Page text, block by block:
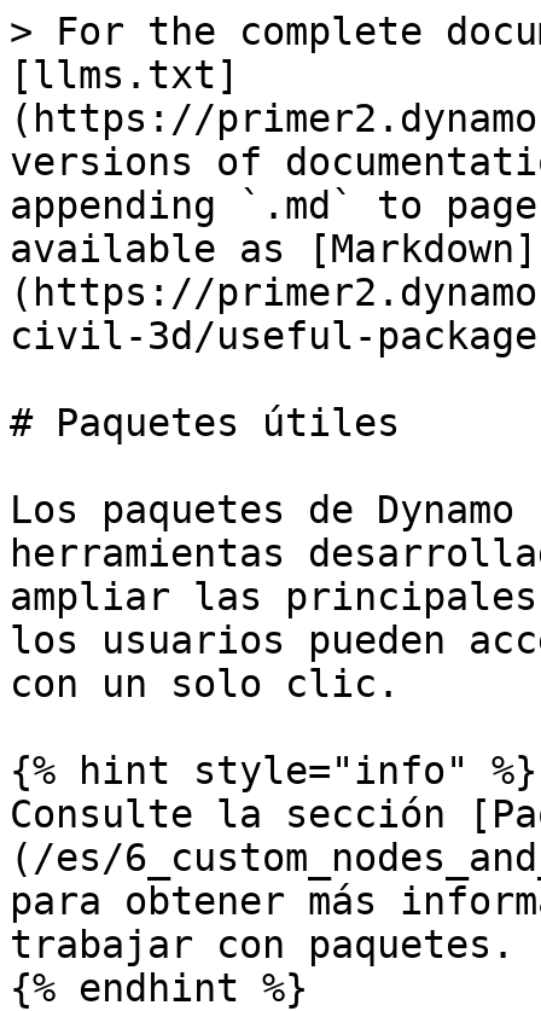
> For the complete
[llms.txt]
(https://
versions of
appending `.md` to
available as [Markdown]
(https://
civil-3d/useful-
# Paquetes útiles
Los paquetes de
herramientas
ampliar las principales
los usuarios pueden
con un solo clic.
{% hint style="info" %}
Consulte la sección
(/es/
para obtener más
trabajar con paquetes.
{% endhint %}